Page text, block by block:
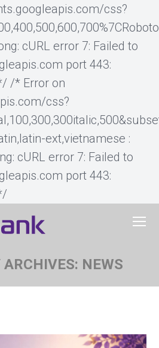
css?
cURL error 7: Failed to
port 443:
/* Error on
css?
ext,vietnamese :
cURL error 7: Failed to
port 443:
ARCHIVES: NEWS
You are here: